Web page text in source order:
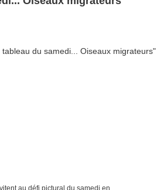
au défi pictural du samedi en